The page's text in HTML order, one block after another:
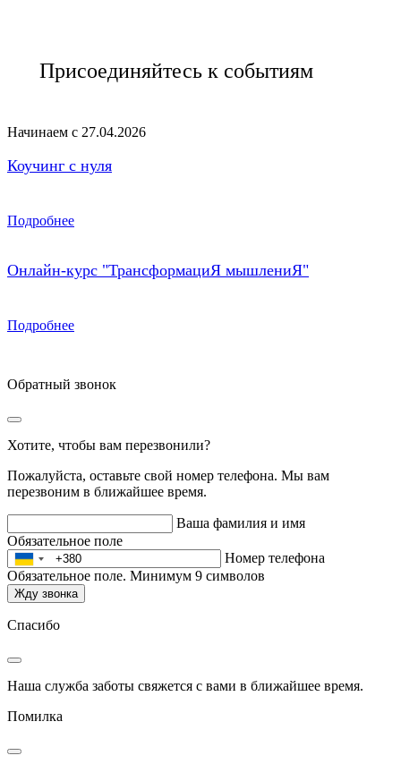
Присоединяйтесь к событиям
Начинаем с 27.04.2026
Коучинг с нуля
Подробнее
Онлайн-курс "ТрансформациЯ мышлениЯ"
Подробнее
Обратный звонок
Хотите, чтобы вам перезвонили?
Пожалуйста, оставьте свой номер телефона. Мы вам
перезвоним в ближайшее время.
Ваша фамилия и имя
Обязательное поле
Номер телефона
Обязательное поле. Минимум 9 символов
Жду звонка
Спасибо
Наша служба заботы свяжется с вами в ближайшее время.
Помилка